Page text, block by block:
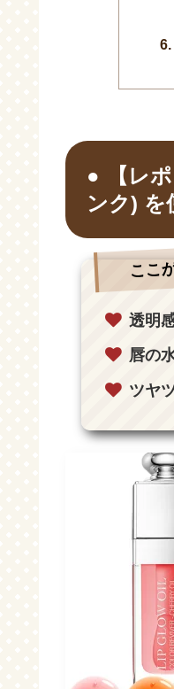
【レ
ンク) を
ここ
透明
唇の
ツヤ